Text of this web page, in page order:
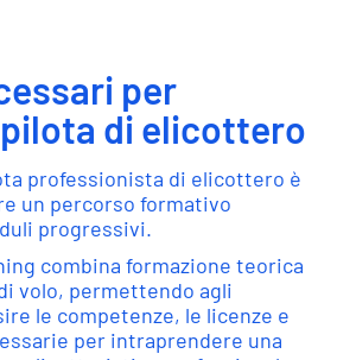
ultima
ideali per l’addestramento
grande stabilità, avionica
che valorizzano ogni fase